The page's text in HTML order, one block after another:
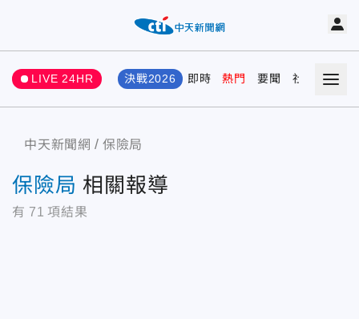
LIVE 24HR 決戰2026 即時 熱門 要聞 社會 娛樂
中天新聞網 保險局
保險局 相關報導
有 71 項結果